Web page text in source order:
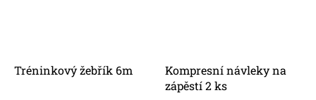
Tréninkový žebřík 6m
Kompresní návleky na
zápěstí 2 ks